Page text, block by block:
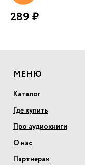
289 ₽
МЕНЮ
Каталог
Где купить
Про аудиокниги
О нас
Партнерам